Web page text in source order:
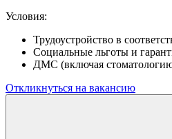
Условия:
Трудоустройство в
Социальные льготы и
ДМС (включая
Откликнуться на вакансию